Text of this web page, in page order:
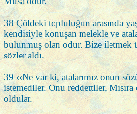
38 Çöldeki topluluğun arasında
kendisiyle konuşan melekle ve
bulunmuş olan odur. Bize iletmek
sözler aldı.
39 ‹‹Ne var ki, atalarımız onun
istemediler. Onu reddettiler,
oldular.